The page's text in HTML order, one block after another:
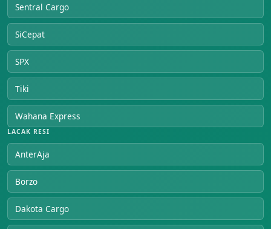
Sentral Cargo
SiCepat
SPX
Tiki
Wahana Express
LACAK RESI
AnterAja
Borzo
Dakota Cargo